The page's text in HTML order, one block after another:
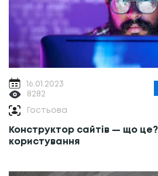
16.01.2023
8282
Гостьова
Конструктор сайтів — що
користування